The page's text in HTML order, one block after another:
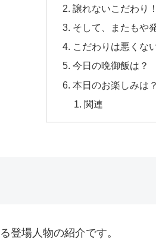
譲れないこだわり
そして、またもや
こだわりは悪くな
今日の晩御飯は？
本日のお楽しみは？
関連
登場人物の紹介です。